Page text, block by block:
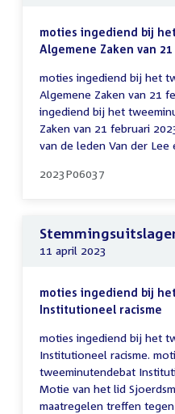
moties ingediend bij
Algemene Zaken van
moties ingediend bij het
Algemene Zaken van 21
ingediend bij het
Zaken van 21 februari
van de leden Van der Lee
2023P06037
11 april 2023
moties ingediend bij
Institutioneel racisme
moties ingediend bij het
Institutioneel racisme.
tweeminutendebat
Motie van het lid
maatregelen treffen